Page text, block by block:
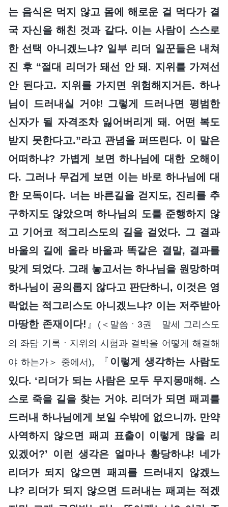
는 음식은 먹지 않고 몸에 해로운 걸 먹다가 결
국 자신을 해친 것과 같다. 이는 사람이 스스로
한 선택 아니겠느냐? 일부 리더 일꾼들은 내쳐
진 후 “절대 리더가 돼선 안 돼. 지위를 가져선
안 된다고. 지위를 가지면 위험해지거든. 하나
님이 드러내실 거야! 그렇게 드러나면 평범한
신자가 될 자격조차 잃어버리게 돼. 어떤 복도
받지 못한다고.”라고 관념을 퍼뜨린다. 이 말은
어떠하냐? 가볍게 보면 하나님에 대한 오해이
다. 그러나 무겁게 보면 이는 바로 하나님에 대
한 모독이다. 너는 바른길을 걷지도, 진리를 추
구하지도 않았으며 하나님의 도를 준행하지 않
고 기어코 적그리스도의 길을 걸었다. 그 결과
바울의 길에 올라 바울과 똑같은 결말, 결과를
맞게 되었다. 그래 놓고서는 하나님을 원망하며
하나님이 공의롭지 않다고 판단하니, 이것은 영
락없는 적그리스도 아니겠느냐? 이는 저주받아
마땅한 존재이다! 』 (＜말씀ㆍ3권 말세 그리스도
의 좌담 기록ㆍ지위의 시험과 결박을 어떻게 해결해
야 하는가＞ 중에서), 『 이렇게 생각하는 사람도
있다. ‘리더가 되는 사람은 모두 무지몽매해. 스
스로 죽을 길을 찾는 거야. 리더가 되면 패괴를
드러내 하나님에게 보일 수밖에 없으니까. 만약
사역하지 않으면 패괴 표출이 이렇게 많을 리
있겠어?’ 이런 생각은 얼마나 황당하냐! 네가
리더가 되지 않으면 패괴를 드러내지 않겠느
냐? 리더가 되지 않으면 드러내는 패괴는 적겠